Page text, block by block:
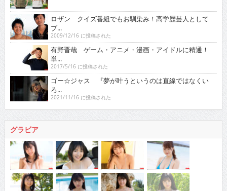
ロザン クイズ番組でもお馴染み！高学歴芸人として
ブ...
2009/12/16 に投稿された
有野晋哉 ゲーム・アニメ・漫画・アイドルに精通！
単...
2017/5/16 に投稿された
ゴー☆ジャス 『夢が叶うというのは直線ではなくい
ろ...
2021/11/16 に投稿された
グラビア